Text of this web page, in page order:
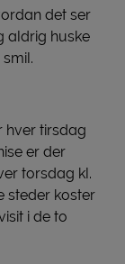
det ser
aldrig huske
hver tirsdag
er der
torsdag kl.
steder koster
i de to